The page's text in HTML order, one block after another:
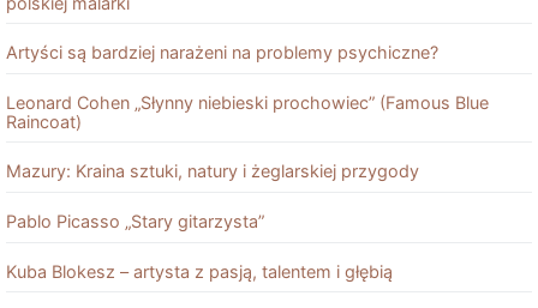
Artyści są bardziej narażeni na problemy psychiczne?
Leonard Cohen „Słynny niebieski prochowiec” (Famous Blue
Raincoat)
Mazury: Kraina sztuki, natury i żeglarskiej przygody
Pablo Picasso „Stary gitarzysta”
Kuba Blokesz – artysta z pasją, talentem i głębią